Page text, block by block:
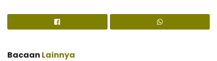
Bacaan Lainnya